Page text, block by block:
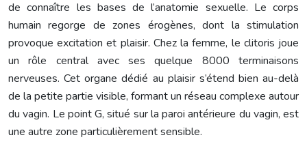
de connaître les bases de l’anatomie sexuelle. Le corps
humain regorge de zones érogènes, dont la stimulation
provoque excitation et plaisir. Chez la femme, le clitoris joue
un rôle central avec ses quelque 8000 terminaisons
nerveuses. Cet organe dédié au plaisir s’étend bien au-delà
de la petite partie visible, formant un réseau complexe autour
du vagin. Le point G, situé sur la paroi antérieure du vagin, est
une autre zone particulièrement sensible.